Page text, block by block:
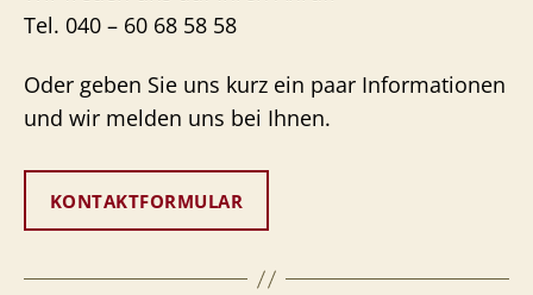
Tel. 040 – 60 68 58 58
Oder geben Sie uns kurz ein paar Informationen
und wir melden uns bei Ihnen.
KONTAKTFORMULAR